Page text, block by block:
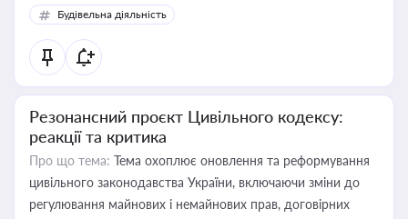
Будівельна діяльність
Резонансний проєкт Цивільного кодексу:
реакції та критика
Про що тема: Тема охоплює оновлення та реформування
цивільного законодавства України, включаючи зміни до
регулювання майнових і немайнових прав, договірних